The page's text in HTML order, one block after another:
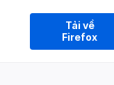
Tải về
Firefox